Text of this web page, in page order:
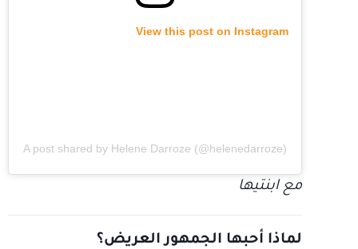
View this post on Instagram
A post shared by Helene Darroze (@helenedarroze)
مع ابنتيها
لماذا أحبها الجمهور العريض؟